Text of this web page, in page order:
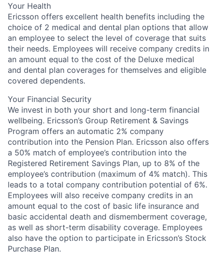
Your Health
Ericsson offers excellent health benefits including the
choice of 2 medical and dental plan options that allow
an employee to select the level of coverage that suits
their needs. Employees will receive company credits in
an amount equal to the cost of the Deluxe medical
and dental plan coverages for themselves and eligible
covered dependents.
Your Financial Security
We invest in both your short and long-term financial
wellbeing. Ericsson’s Group Retirement & Savings
Program offers an automatic 2% company
contribution into the Pension Plan. Ericsson also offers
a 50% match of employee’s contribution into the
Registered Retirement Savings Plan, up to 8% of the
employee’s contribution (maximum of 4% match). This
leads to a total company contribution potential of 6%.
Employees will also receive company credits in an
amount equal to the cost of basic life insurance and
basic accidental death and dismemberment coverage,
as well as short-term disability coverage. Employees
also have the option to participate in Ericsson’s Stock
Purchase Plan.